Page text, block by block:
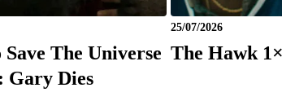
The Universe
Gary Dies
25/07/2026
The Hawk